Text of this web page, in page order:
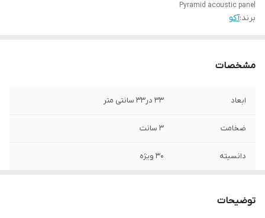
Pyramid acoustic panel
برند:آکو
مشخصات
ابعاد ۳۳ در۳۳ سانتی متر
ضخامت ۳ سانت
دانسیته ۳۰ ویژه
توضیحات